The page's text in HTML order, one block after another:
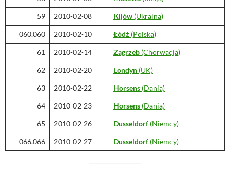
59 2010-02-08 Kijów (Ukraina)
060.060 2010-02-10 Łódź (Polska)
61 2010-02-14 Zagrzeb (Chorwacja)
62 2010-02-20 Londyn (UK)
63 2010-02-22 Horsens (Dania)
64 2010-02-23 Horsens (Dania)
65 2010-02-26 Dusseldorf (Niemcy)
066.066 2010-02-27 Dusseldorf (Niemcy)